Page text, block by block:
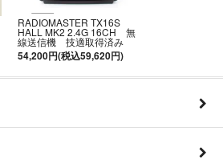
RADIOMASTER TX16S
HALL MK2 2.4G 16CH 無
線送信機 技適取得済み
54,200円(税込59,620円)